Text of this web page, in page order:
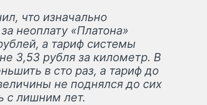
что изначально
неоплату «Платона»
а тариф системы
3,53 рубля за километр. В
в сто раз, а тариф до
не поднялся до сих
с лишним лет.